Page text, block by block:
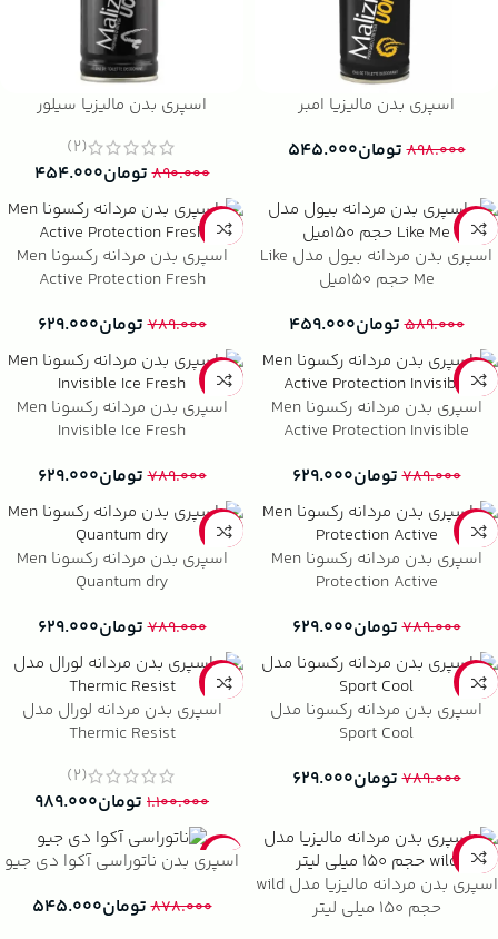
اسپری بدن مالیزیا امبر
۸۹۸.۰۰۰ تومان۵۴۵.۰۰۰
اسپری بدن مالیزیا سیلور
(2)
۸۹۰.۰۰۰ تومان۴۵۴.۰۰۰
-22%
اسپری بدن مردانه بيول مدل Like
Me حجم 150ميل
۵۸۹.۰۰۰ تومان۴۵۹.۰۰۰
-20%
اسپری بدن مردانه رکسونا Men
Active Protection Fresh
۷۸۹.۰۰۰ تومان۶۲۹.۰۰۰
-20%
اسپری بدن مردانه رکسونا Men
Active Protection Invisible
۷۸۹.۰۰۰ تومان۶۲۹.۰۰۰
-20%
اسپری بدن مردانه رکسونا Men
Invisible Ice Fresh
۷۸۹.۰۰۰ تومان۶۲۹.۰۰۰
-20%
اسپری بدن مردانه رکسونا Men
Protection Active
۷۸۹.۰۰۰ تومان۶۲۹.۰۰۰
-20%
اسپری بدن مردانه رکسونا Men
Quantum dry
۷۸۹.۰۰۰ تومان۶۲۹.۰۰۰
-20%
اسپری بدن مردانه رکسونا مدل
Sport Cool
۷۸۹.۰۰۰ تومان۶۲۹.۰۰۰
-10%
اسپری بدن مردانه لورال مدل
Thermic Resist
(2)
۱.۱۰۰.۰۰۰ تومان۹۸۹.۰۰۰
-55%
اسپری بدن مردانه مالیزیا مدل wild
حجم 150 میلی لیتر
-38%
اسپری بدن ناتوراسی آکوا دی جیو
۸۷۸.۰۰۰ تومان۵۴۵.۰۰۰